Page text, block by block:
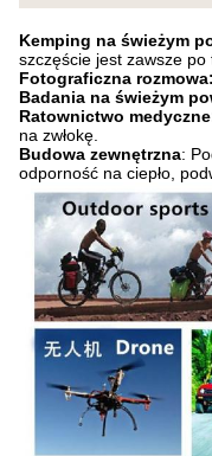
Kemping na świeżym
szczęście jest zawsze po
Fotograficzna rozmowa:
Badania na świeżym
Ratownictwo
na zwłokę.
Budowa zewnętrzna:
odporność na ciepło,